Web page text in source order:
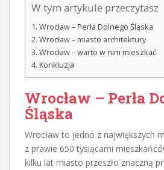
W tym artykule przeczytasz
Wrocław – Perła Dolnego Śląska
Wrocław – miasto architektury
Wrocław – warto w nim mieszkać
Konkluzja
Wrocław – Perła
Śląska
Wrocław to jedno z największych
z prawie 650 tysiącami
kilku lat miasto przeszło znaczną